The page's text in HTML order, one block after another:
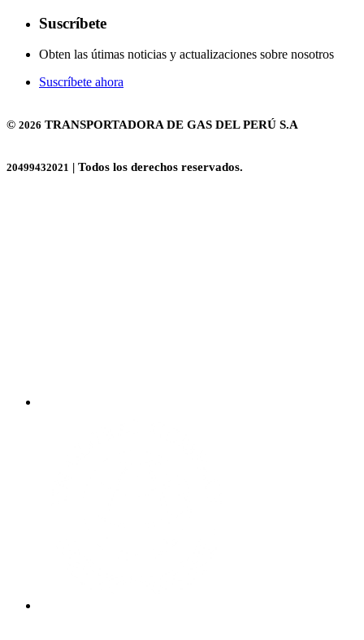
Suscríbete
Obten las útimas noticias y actualizaciones sobre nosotros
Suscríbete ahora
© 2026 TRANSPORTADORA DE GAS DEL PERÚ S.A
20499432021 | Todos los derechos reservados.